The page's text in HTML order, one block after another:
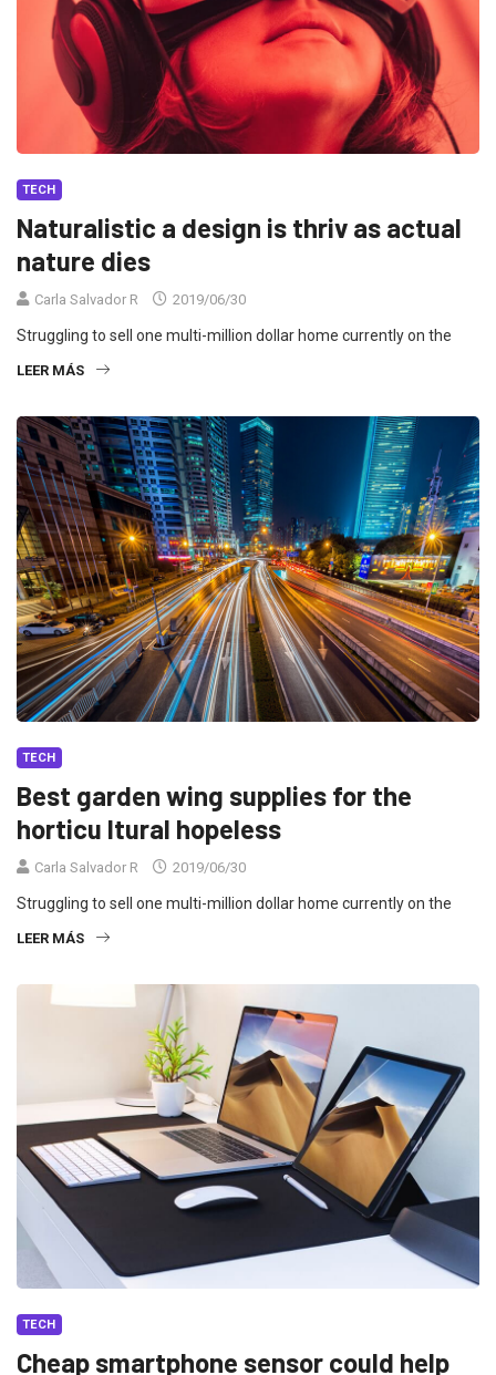
TECH
Naturalistic a design is thriv as actual
nature dies
Carla Salvador R 2019/06/30
Struggling to sell one multi-million dollar home currently on the
LEER MÁS
TECH
Best garden wing supplies for the
horticu ltural hopeless
Carla Salvador R 2019/06/30
Struggling to sell one multi-million dollar home currently on the
LEER MÁS
TECH
Cheap smartphone sensor could help